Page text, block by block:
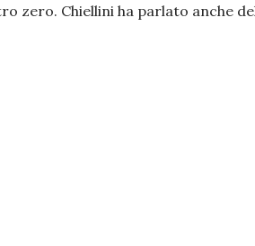
zero. Chiellini ha parlato anche